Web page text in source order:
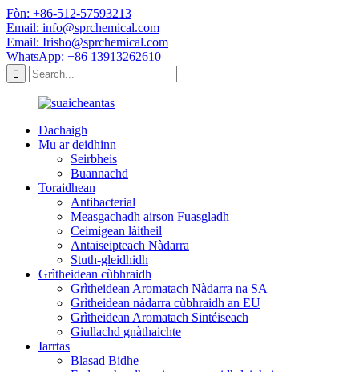
Fòn: +86-512-57593213
Email: info@sprchemical.com
Email: Irisho@sprchemical.com
WhatsApp: +86 13913262610
Dachaigh
Mu ar deidhinn
Seirbheis
Buannachd
Toraidhean
Antibacterial
Measgachadh airson Fuasgladh
Ceimigean làitheil
Antaiseipteach Nàdarra
Stuth-gleidhidh
Grìtheidean cùbhraidh
Grìtheidean Aromatach Nàdarra na SA
Grìtheidean nàdarra cùbhraidh an EU
Grìtheidean Aromatach Sintéiseach
Giullachd gnàthaichte
Iarrtas
Blasad Bidhe